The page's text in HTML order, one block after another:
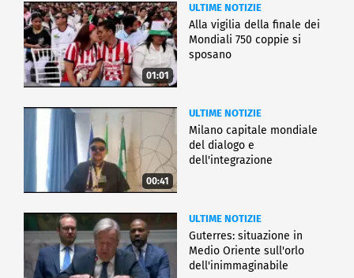
01:01
ULTIME NOTIZIE
Alla vigilia della finale dei
Mondiali 750 coppie si
sposano
00:41
ULTIME NOTIZIE
Milano capitale mondiale
del dialogo e
dell'integrazione
ULTIME NOTIZIE
Guterres: situazione in
Medio Oriente sull'orlo
dell'inimmaginabile